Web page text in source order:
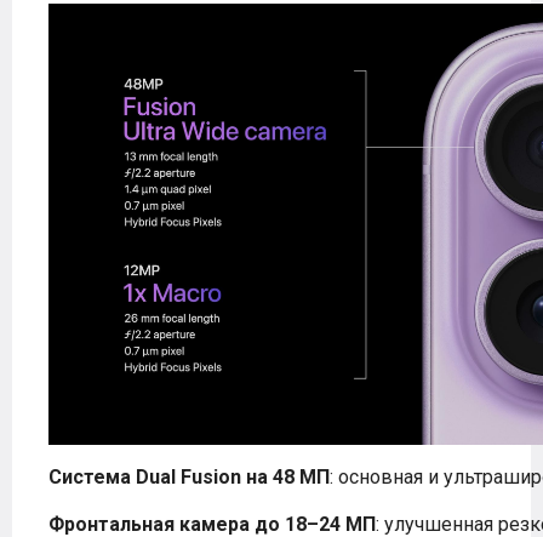
Система Dual Fusion на 48 МП: основная и
Фронтальная камера до 18–24 МП: улучшенная